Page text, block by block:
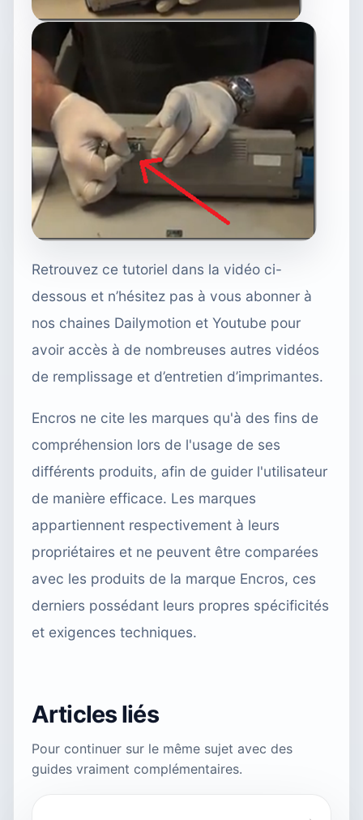
Retrouvez ce tutoriel dans la vidéo ci-
dessous et n’hésitez pas à vous abonner à
nos chaines Dailymotion et Youtube pour
avoir accès à de nombreuses autres vidéos
de remplissage et d’entretien d’imprimantes.
Encros ne cite les marques qu'à des fins de
compréhension lors de l'usage de ses
différents produits, afin de guider l'utilisateur
de manière efficace. Les marques
appartiennent respectivement à leurs
propriétaires et ne peuvent être comparées
avec les produits de la marque Encros, ces
derniers possédant leurs propres spécificités
et exigences techniques.
Articles liés
Pour continuer sur le même sujet avec des
guides vraiment complémentaires.